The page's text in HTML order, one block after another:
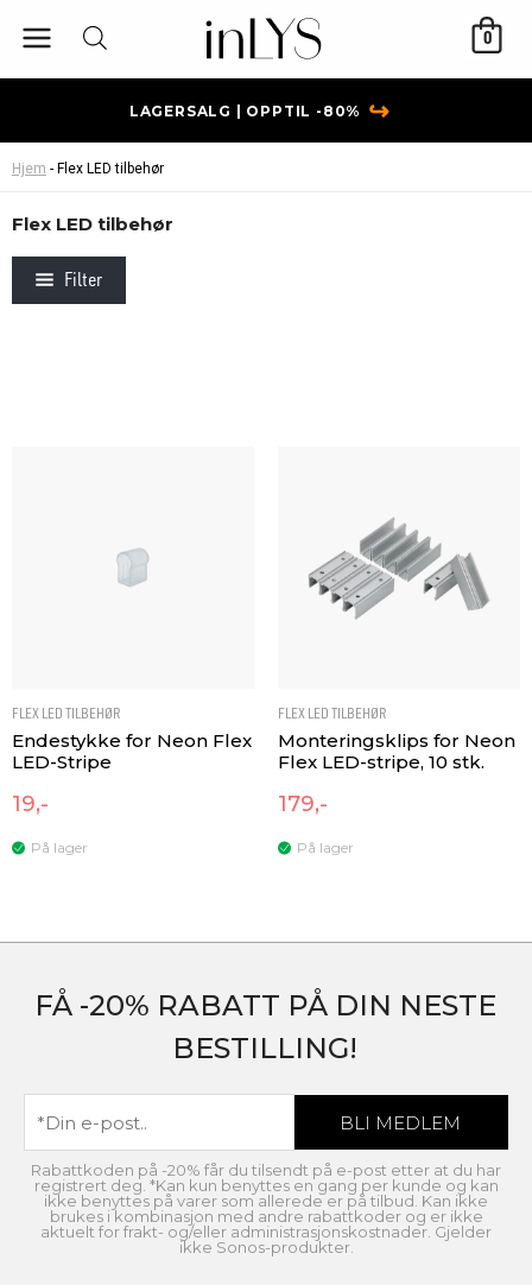
rett
0
LAGERSALG | OPPTIL -80% ↪
Hjem - Flex LED tilbehør
Flex LED tilbehør
Filter
FLEX LED TILBEHØR
Endestykke for Neon Flex
LED-Stripe
19,-
På lager
FLEX LED TILBEHØR
Monteringsklips for Neon
Flex LED-stripe, 10 stk.
179,-
På lager
FÅ -20% RABATT PÅ DIN NESTE
BESTILLING!
Rabattkoden på -20% får du tilsendt på e-post etter at du har
registrert deg. *Kan kun benyttes en gang per kunde og kan
ikke benyttes på varer som allerede er på tilbud. Kan ikke
brukes i kombinasjon med andre rabattkoder og er ikke
aktuelt for frakt- og/eller administrasjonskostnader. Gjelder
ikke Sonos-produkter.